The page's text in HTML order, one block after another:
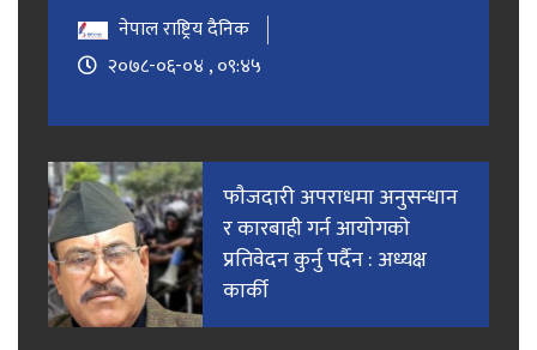
नेपाल राष्ट्रिय दैनिक
२०७८-०६-०४ , ०९:४५
फाैजदारी अपराधमा अनुसन्धान
र कारबाही गर्न आयाेगकाे
प्रतिवेदन कुर्नु पर्दैन : अध्यक्ष
कार्की